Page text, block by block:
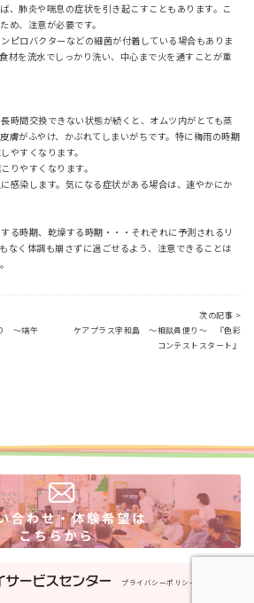
、肺炎や喘息の症状を引き起こすこともあります。こ
め、注意が必要です。
ピロバクターなどの細菌が付着している場合もありま
材を流水でしっかり洗い、中心まで火を通すことが重
時間交換できない状態が続くと、オムツ内がとても蒸
膚がふやけ、かぶれてしまいがちです。特に梅雨の時期
やすくなります。
りやすくなります。
感染します。気になる症状がある場合は、速やかにか
る時期、乾燥する時期・・・それぞれに予測されるリ
なく体調も崩さずに過ごせるよう、注意できることは
～端午
次の記事 >
ケアプラス宇和島 ～相談員便り～ 『色彩
コンテストスタート』
プライバシーポリシー